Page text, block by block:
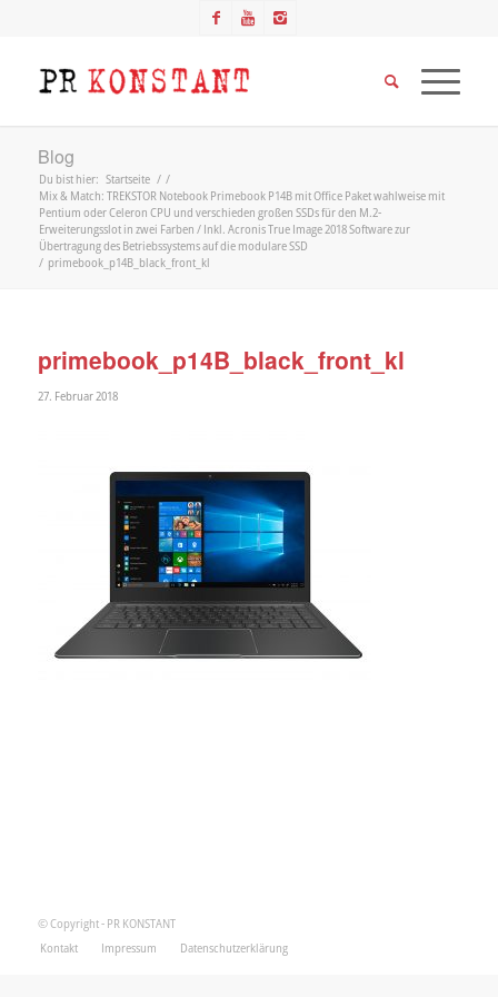
Blog
Du bist hier: Startseite / /
Mix & Match: TREKSTOR Notebook Primebook P14B mit Office Paket wahlweise mit
Pentium oder Celeron CPU und verschieden großen SSDs für den M.2-
Erweiterungsslot in zwei Farben / Inkl. Acronis True Image 2018 Software zur
Übertragung des Betriebssystems auf die modulare SSD
/ primebook_p14B_black_front_kl
primebook_p14B_black_front_kl
27. Februar 2018
© Copyright - PR KONSTANT
Kontakt
Impressum Datenschutzerklärung